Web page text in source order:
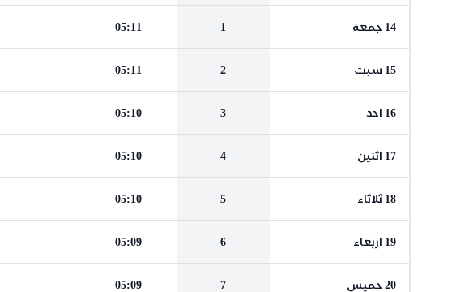
14 جمعة 1
05:11
15 سبت 2
05:11
16 احد 3
05:10
17 اثنين 4
05:10
18 ثلاثاء 5
05:10
19 اربعاء 6
05:09
20 خميس 7
05:09